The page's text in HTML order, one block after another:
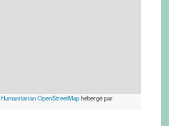
Humanitarian OpenStreetMaphébergé par